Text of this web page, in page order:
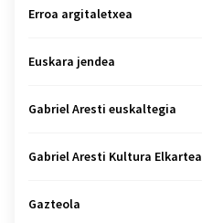
Erroa argitaletxea
Euskara jendea
Gabriel Aresti euskaltegia
Gabriel Aresti Kultura Elkartea
Gazteola